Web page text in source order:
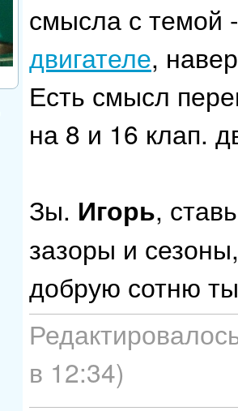
смысла с темой
двигателе,
Есть смысл
на 8 и 16 клап.
Зы. Игорь,
зазоры и
добрую сотню
в 12:34)